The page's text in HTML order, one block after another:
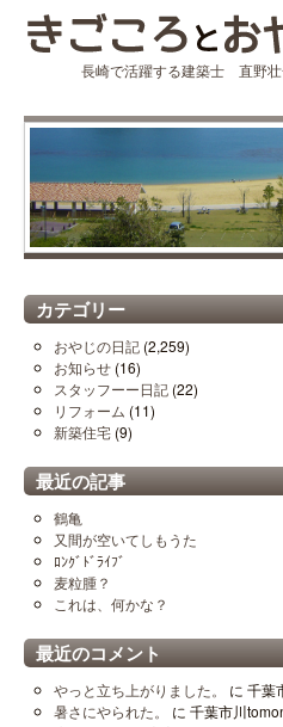
長崎で活躍する建築士 直野
カテゴリー
おやじの日記 (2,259)
お知らせ (16)
スタッフーー日記 (22)
リフォーム (11)
新築住宅 (9)
最近の記事
鶴亀
又間が空いてしもうた
ﾛﾝｸﾞﾄﾞﾗｲﾌﾞ
麦粒腫？
これは、何かな？
最近のコメント
やっと立ち上がりました。 に 千葉
暑さにやられた。
に 千葉市川